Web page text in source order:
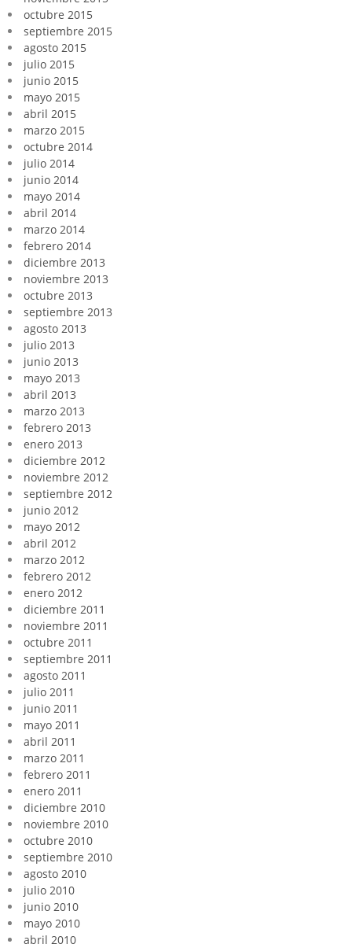
octubre 2015
septiembre 2015
agosto 2015
julio 2015
junio 2015
mayo 2015
abril 2015
marzo 2015
octubre 2014
julio 2014
junio 2014
mayo 2014
abril 2014
marzo 2014
febrero 2014
diciembre 2013
noviembre 2013
octubre 2013
septiembre 2013
agosto 2013
julio 2013
junio 2013
mayo 2013
abril 2013
marzo 2013
febrero 2013
enero 2013
diciembre 2012
noviembre 2012
septiembre 2012
junio 2012
mayo 2012
abril 2012
marzo 2012
febrero 2012
enero 2012
diciembre 2011
noviembre 2011
octubre 2011
septiembre 2011
agosto 2011
julio 2011
junio 2011
mayo 2011
abril 2011
marzo 2011
febrero 2011
enero 2011
diciembre 2010
noviembre 2010
octubre 2010
septiembre 2010
agosto 2010
julio 2010
junio 2010
mayo 2010
abril 2010